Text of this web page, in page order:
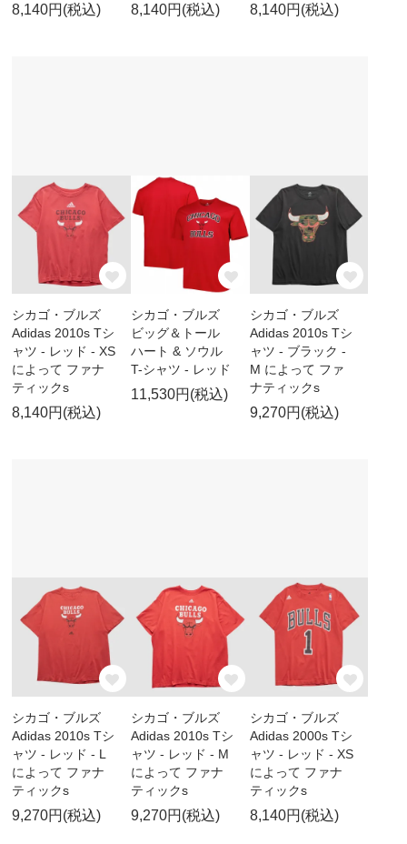
8,140円(税込) 8,140円(税込) 8,140円(税込)
シカゴ・ブルズ
Adidas 2010s Tシ
ャツ - レッド - XS
によって ファナ
ティックs
8,140円(税込)
シカゴ・ブルズ
ビッグ＆トール
ハート & ソウル
T-シャツ - レッド
11,530円(税込)
シカゴ・ブルズ
Adidas 2010s Tシ
ャツ - ブラック -
M によって ファ
ナティックs
9,270円(税込)
シカゴ・ブルズ
Adidas 2010s Tシ
ャツ - レッド - L
によって ファナ
ティックs
9,270円(税込)
シカゴ・ブルズ
Adidas 2010s Tシ
ャツ - レッド - M
によって ファナ
ティックs
9,270円(税込)
シカゴ・ブルズ
Adidas 2000s Tシ
ャツ - レッド - XS
によって ファナ
ティックs
8,140円(税込)